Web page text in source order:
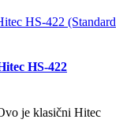
HS-422
je klasični Hitec